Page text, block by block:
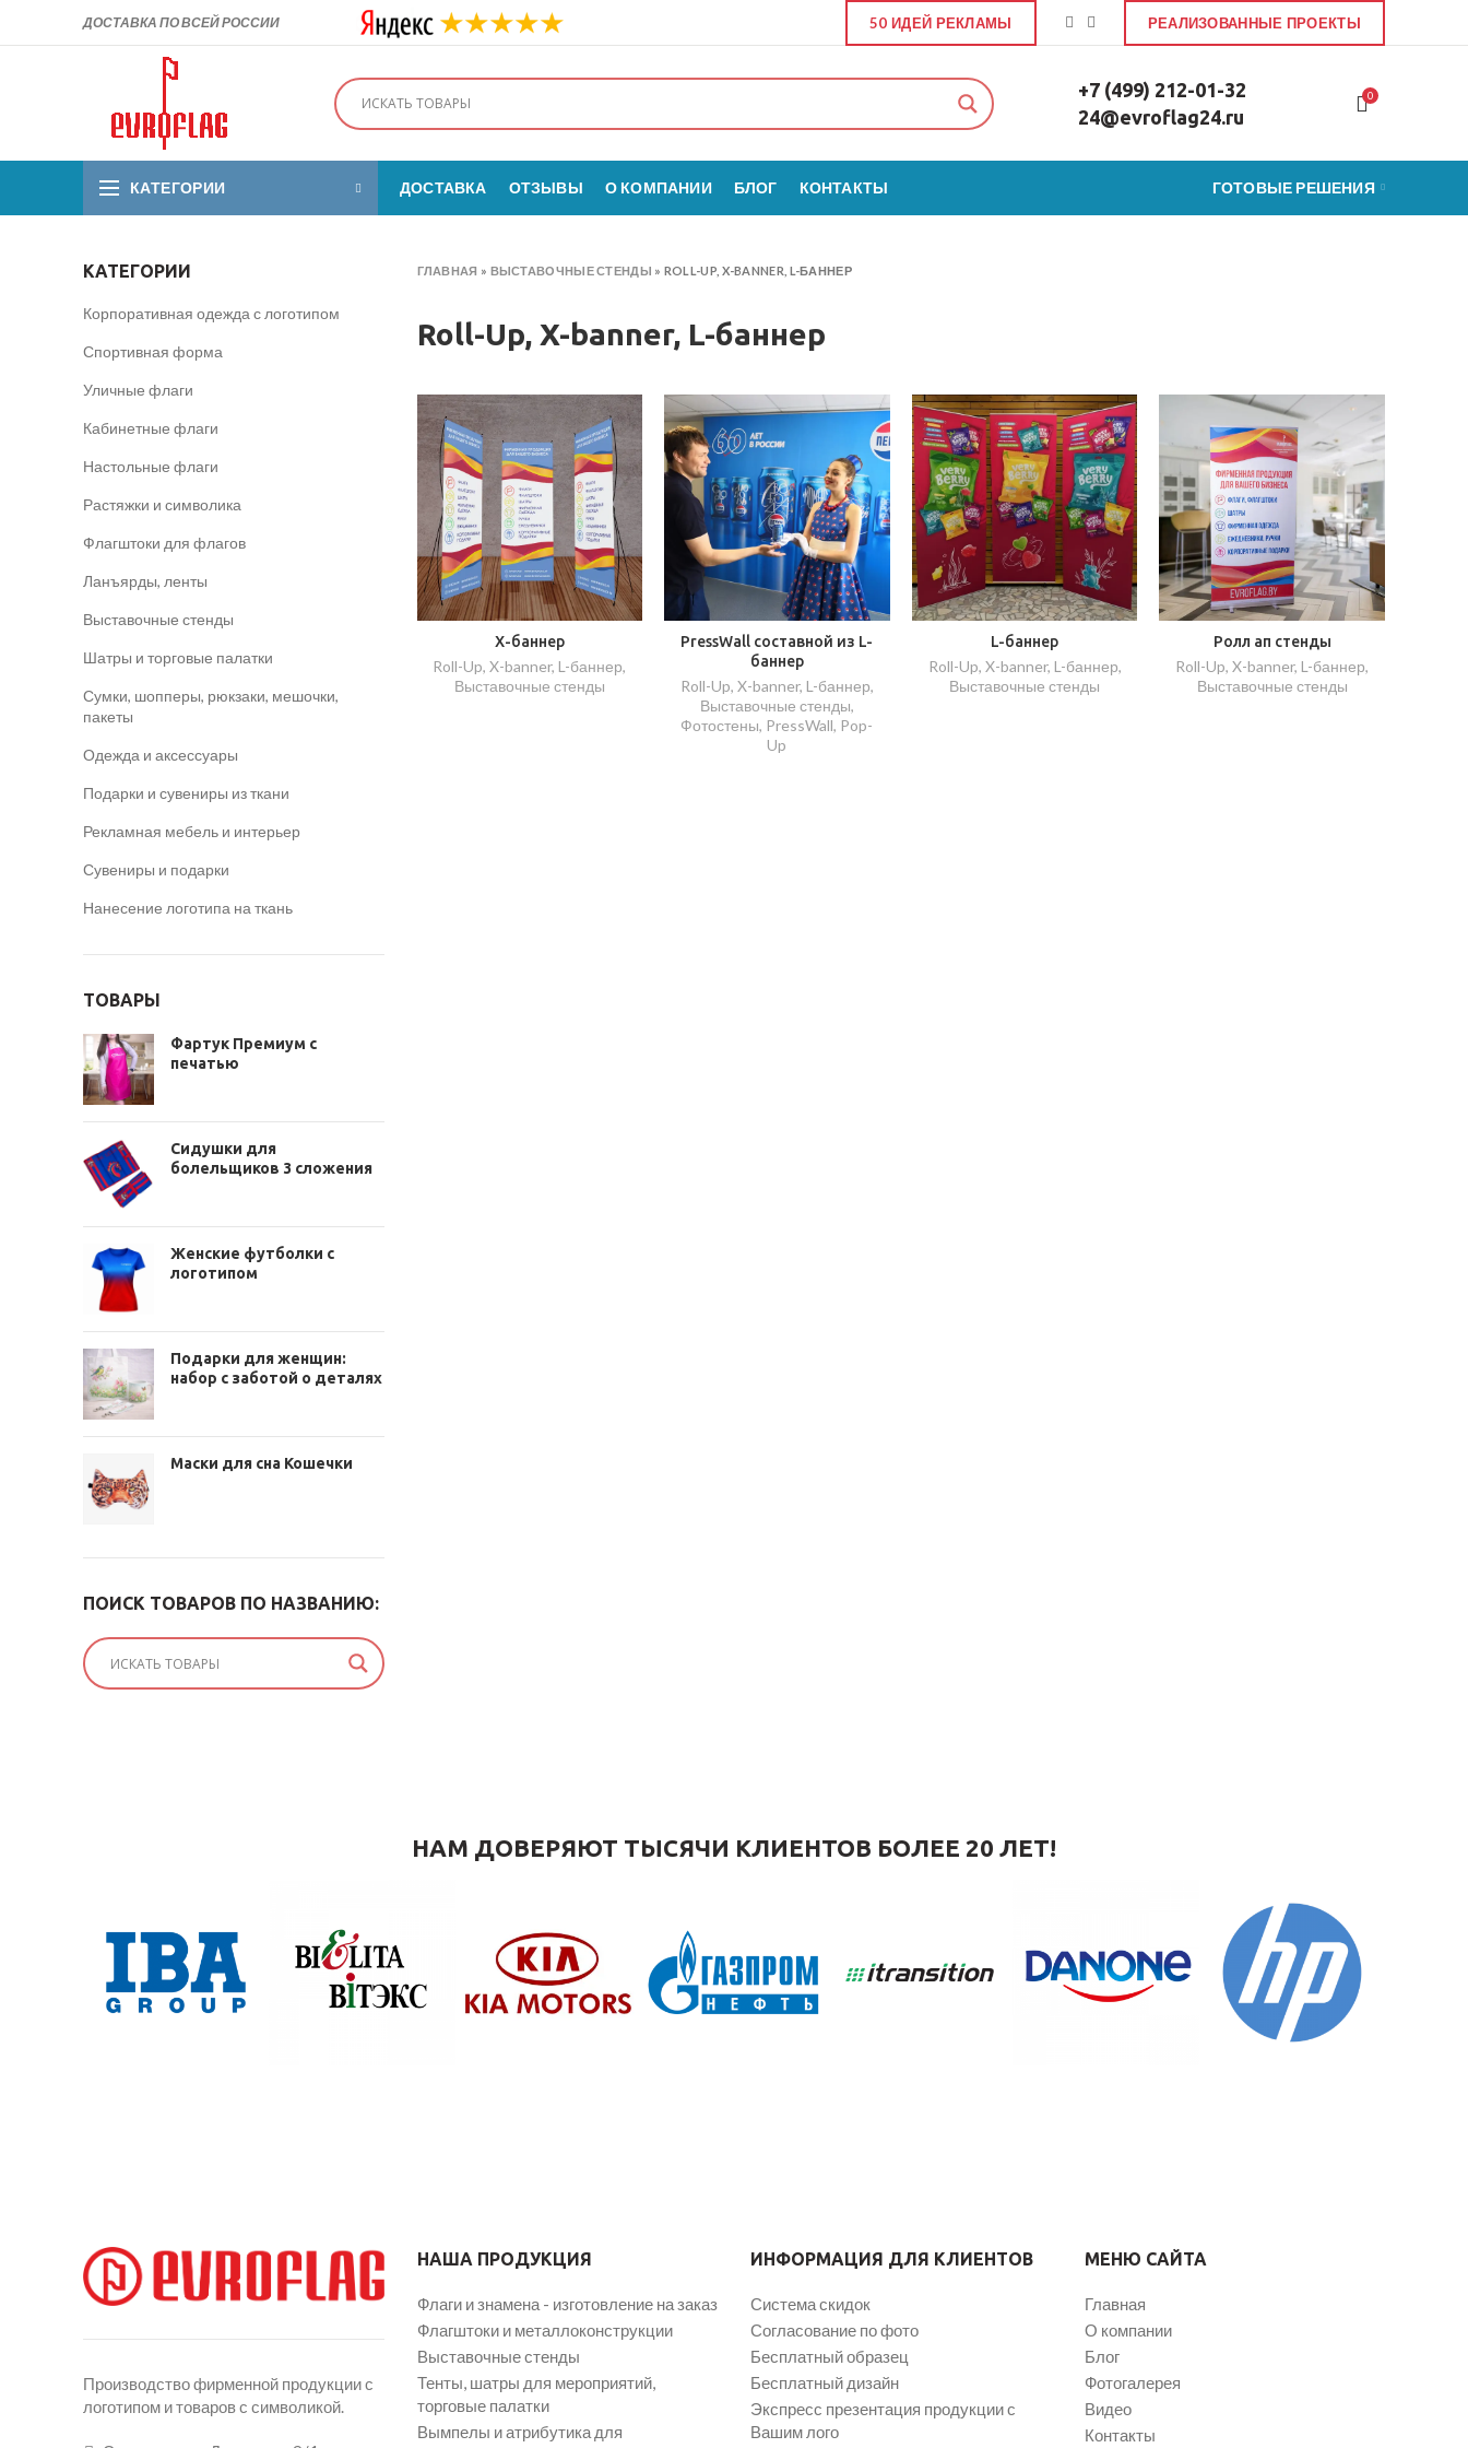
ДОСТАВКА ПО ВСЕЙ РОССИИ 50 ИДЕЙ РЕКЛАМЫ РЕАЛИЗОВАННЫЕ ПРОЕКТЫ
+7 (499) 212-01-32
24@evroflag24.ru
0
КАТЕГОРИИ ДОСТАВКА ОТЗЫВЫ О КОМПАНИИ БЛОГ КОНТАКТЫ ГОТОВЫЕ РЕШЕНИЯ
КАТЕГОРИИ
Корпоративная одежда с логотипом
Спортивная форма
Уличные флаги
Кабинетные флаги
Настольные флаги
Растяжки и символика
Флагштоки для флагов
Ланъярды, ленты
Выставочные стенды
​Шатры и торговые палатки
Сумки, шопперы, рюкзаки, мешочки,
пакеты
Одежда и аксессуары
Подарки и сувениры из ткани
Рекламная мебель и интерьер
Сувениры и подарки
Нанесение логотипа на ткань
ТОВАРЫ
Фартук Премиум с
печатью
Сидушки для
болельщиков 3 сложения
Женские футболки с
логотипом
Подарки для женщин:
набор с заботой о деталях
Маски для сна Кошечки
ПОИСК ТОВАРОВ ПО НАЗВАНИЮ:
ГЛАВНАЯ » ВЫСТАВОЧНЫЕ СТЕНДЫ » ROLL-UP, X-BANNER, L-БАННЕР
Roll-Up, X-banner, L-баннер
X-баннер
Roll-Up, X-banner, L-баннер,
Выставочные стенды
PressWall составной из L-
баннер
Roll-Up, X-banner, L-баннер,
Выставочные стенды,
Фотостены, PressWall, Pop-
Up
L-баннер
Roll-Up, X-banner, L-баннер,
Выставочные стенды
Ролл ап стенды
Roll-Up, X-banner, L-баннер,
Выставочные стенды
НАМ ДОВЕРЯЮТ ТЫСЯЧИ КЛИЕНТОВ БОЛЕЕ 20 ЛЕТ!
Производство фирменной продукции с
логотипом и товаров с символикой.
НАША ПРОДУКЦИЯ
Флаги и знамена - изготовление на заказ
Флагштоки и металлоконструкции
Выставочные стенды
Тенты, шатры для мероприятий,
торговые палатки
Вымпелы и атрибутика для
ИНФОРМАЦИЯ ДЛЯ КЛИЕНТОВ
Система скидок
Согласование по фото
Бесплатный образец
Бесплатный дизайн
Экспресс презентация продукции с
Вашим лого
МЕНЮ САЙТА
Главная
О компании
Блог
Фотогалерея
Видео
Контакты